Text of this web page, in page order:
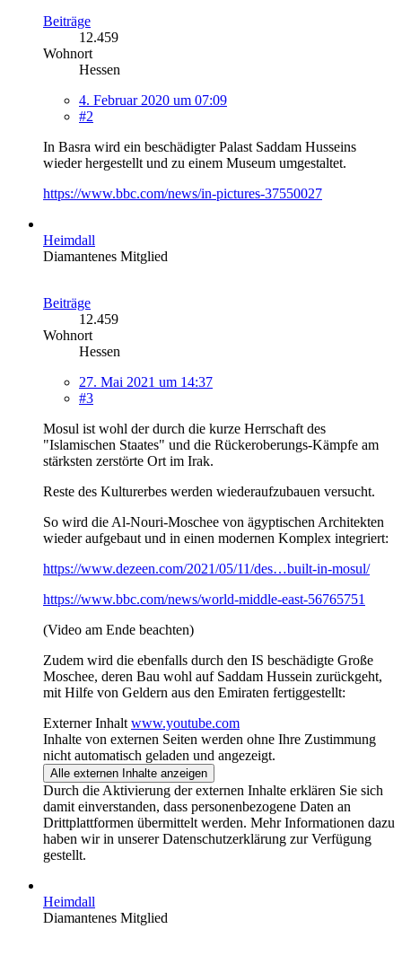
Beiträge
12.459
Wohnort
Hessen
4. Februar 2020 um 07:09
#2
In Basra wird ein beschädigter Palast Saddam Husseins
wieder hergestellt und zu einem Museum umgestaltet.
https://www.bbc.com/news/in-pictures-37550027
Heimdall
Diamantenes Mitglied
Beiträge
12.459
Wohnort
Hessen
27. Mai 2021 um 14:37
#3
Mosul ist wohl der durch die kurze Herrschaft des
"Islamischen Staates" und die Rückeroberungs-Kämpfe am
stärksten zerstörte Ort im Irak.
Reste des Kulturerbes werden wiederaufzubauen versucht.
So wird die Al-Nouri-Moschee von ägyptischen Architekten
wieder aufgebaut und in einen modernen Komplex integriert:
https://www.dezeen.com/2021/05/11/des…built-in-mosul/
https://www.bbc.com/news/world-middle-east-56765751
(Video am Ende beachten)
Zudem wird die ebenfalls durch den IS beschädigte Große
Moschee, deren Bau wohl auf Saddam Hussein zurückgeht,
mit Hilfe von Geldern aus den Emiraten fertiggestellt:
Externer Inhalt www.youtube.com
Inhalte von externen Seiten werden ohne Ihre Zustimmung
nicht automatisch geladen und angezeigt.
Alle externen Inhalte anzeigen
Durch die Aktivierung der externen Inhalte erklären Sie sich
damit einverstanden, dass personenbezogene Daten an
Drittplattformen übermittelt werden. Mehr Informationen dazu
haben wir in unserer Datenschutzerklärung zur Verfügung
gestellt.
Heimdall
Diamantenes Mitglied